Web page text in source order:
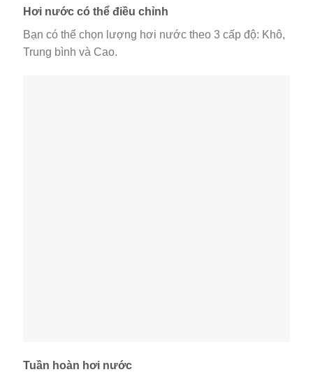
Hơi nước có thể điều chỉnh
Bạn có thể chọn lượng hơi nước theo 3 cấp độ: Khô,
Trung bình và Cao.
Tuần hoàn hơi nước